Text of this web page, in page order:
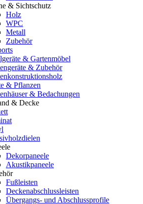
& Sichtschutz
Holz
WPC
Metall
Zubehör
& Gartenmöbel
& Zubehör
& Pflanzen
& Bedachungen
& Decke
Dekorpaneele
Akustikpaneele
Fußleisten
Deckenabschlussleisten
Übergangs- und Abschlussprofile